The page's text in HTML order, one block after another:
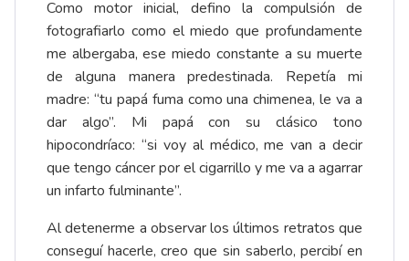
Como motor inicial, defino la compulsión de
fotografiarlo como el miedo que profundamente
me albergaba, ese miedo constante a su muerte
de alguna manera predestinada. Repetía mi
madre: “tu papá fuma como una chimenea, le va a
dar algo”. Mi papá con su clásico tono
hipocondríaco: “si voy al médico, me van a decir
que tengo cáncer por el cigarrillo y me va a agarrar
un infarto fulminante”.
Al detenerme a observar los últimos retratos que
conseguí hacerle, creo que sin saberlo, percibí en